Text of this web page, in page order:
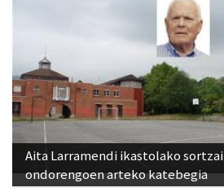
Aita Larramendi ikastolako
ondorengoen arteko katebegia